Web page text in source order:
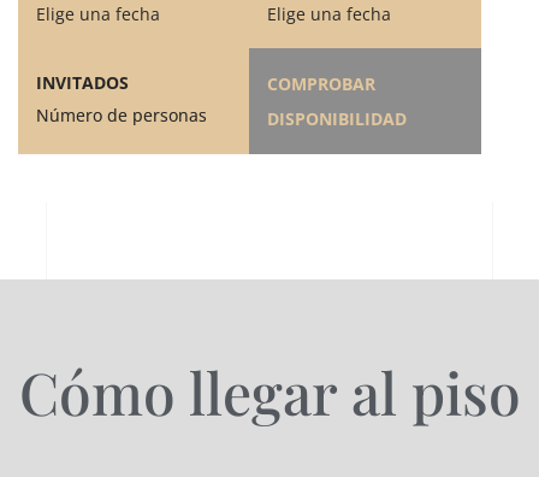
Elige una fecha
Elige una fecha
INVITADOS
Número de personas
COMPROBAR
DISPONIBILIDAD
Cómo llegar al piso